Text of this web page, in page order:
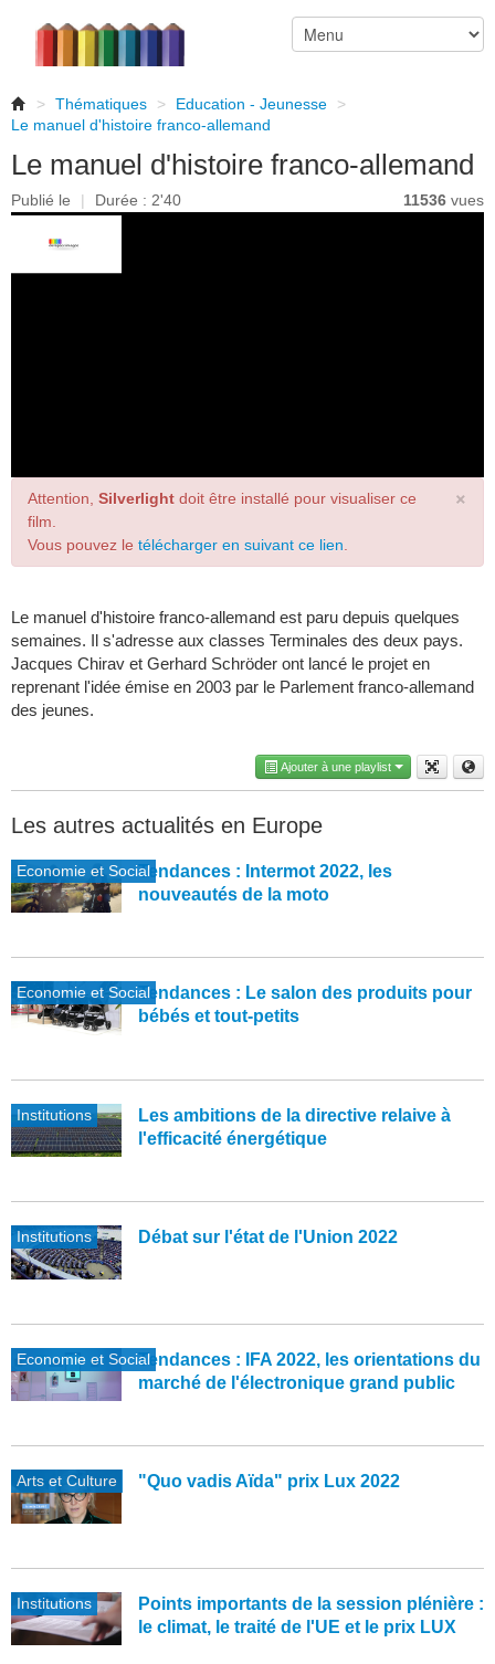
> Thématiques > Education - Jeunesse
>
Le manuel d'histoire franco-allemand
Le manuel d'histoire franco-allemand
Publié le | Durée : 2'40 11536 vues
×
Attention, Silverlight doit être installé pour visualiser ce
film.
Vous pouvez le télécharger en suivant ce lien
Le manuel d'histoire franco-allemand est paru depuis quelques
semaines. Il s'adresse aux classes Terminales des deux pays.
Jacques Chirav et Gerhard Schröder ont lancé le projet en
reprenant l'idée émise en 2003 par le Parlement franco-allemand
des jeunes.
Ajouter à une playlist
Les autres actualités en Europe
Economie et SocialTendances : Intermot 2022, les
nouveautés de la moto
Economie et SocialTendances : Le salon des produits pour
bébés et tout-petits
Institutions
Les ambitions de la directive relaive à
l'efficacité énergétique
Institutions Débat sur l'état de l'Union 2022
Economie et SocialTendances : IFA 2022, les orientations du
marché de l'électronique grand public
Arts et Culture "Quo vadis Aïda" prix Lux 2022
Institutions
Points importants de la session plénière :
le climat, le traité de l'UE et le prix LUX